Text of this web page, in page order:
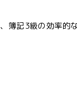
簿記3級の効率的